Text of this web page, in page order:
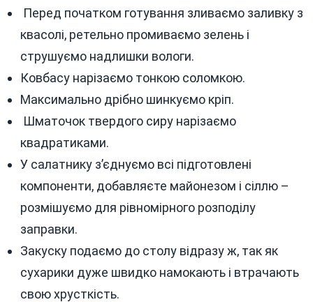
Перед початком готування зливаємо заливку з
квасолі, ретельно промиваємо зелень і
струшуємо надлишки вологи.
Ковбасу нарізаємо тонкою соломкою.
Максимально дрібно шинкуємо кріп.
Шматочок твердого сиру нарізаємо
квадратиками.
У салатнику з’єднуємо всі підготовлені
компоненти, добавляєте майонезом і сіллю –
розмішуємо для рівномірного розподілу
заправки.
Закуску подаємо до столу відразу ж, так як
сухарики дуже швидко намокають і втрачають
свою хрусткість.